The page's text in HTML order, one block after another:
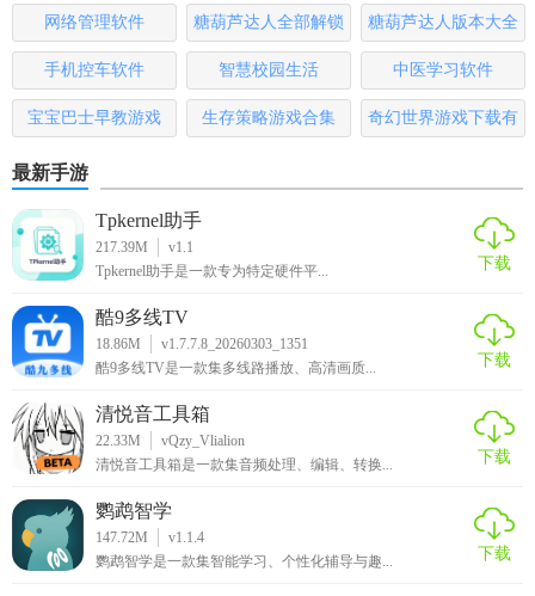
3. 参与社区：加入感兴趣的圈子，参与话题讨论，结识同
好。
4. 个性化设置：自定义首页布局，设置播放偏好，打造个性
化体验。
5. 更新提醒：关注喜欢的动漫，及时接收更新通知。
【次元库动漫测评】
放体验，在同类软件中脱颖而出，成为动漫迷们不可或缺的
工具。无论是寻找经典老番还是追踪最新连载，用户都能在
极大地增强了用户的参与感和归属感，是动漫爱好者不可错
过的软件之一。
大全
排行榜
网络管理软件
糖葫芦达人全部解锁
版
糖葫芦达人版本大全
手机控车软件 智慧校园生活 中医学习软件
宝宝巴士早教游戏 生存策略游戏合集
奇幻世界游戏下载有
最新手游
Tpkernel助手
217.39M
v1.1
Tpkernel助手是一款专为特定硬件平...
下载
酷9多线TV
18.86M
v1.7.7.8_20260303_1351
酷9多线TV是一款集多线路播放、高清画质...
下载
清悦音工具箱
22.33M
vQzy_Vlialion
清悦音工具箱是一款集音频处理、编辑、转换...
下载
鹦鹉智学
147.72M
v1.1.4
鹦鹉智学是一款集智能学习、个性化辅导与趣...
下载